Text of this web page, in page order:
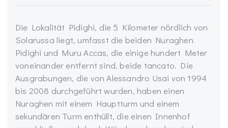
Die Lokalität Pidighi, die 5 Kilometer nördlich von
Solarussa liegt, umfasst die beiden Nuraghen
Pidighi und Muru Accas, die einige hundert Meter
voneinander entfernt sind, beide tancato. Die
Ausgrabungen, die von Alessandro Usai von 1994
bis 2008 durchgeführt wurden, haben einen
Nuraghen mit einem Hauptturm und einem
sekundären Turm enthüllt, die einen Innenhof